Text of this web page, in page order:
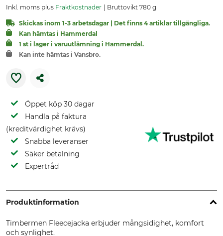
Inkl. moms plus Fraktkostnader Bruttovikt 780 g
Skickas inom 1-3 arbetsdagar | Det finns 4 artiklar tillgängliga.
Kan hämtas i Hammerdal
1 st i lager i varuutlämning i Hammerdal.
Kan inte hämtas i Vansbro.
Öppet köp 30 dagar
Handla på faktura
(kreditvärdighet krävs)
Snabba leveranser
Säker betalning
Expertråd
Produktinformation
Timbermen Fleecejacka erbjuder mångsidighet, komfort
och synlighet.